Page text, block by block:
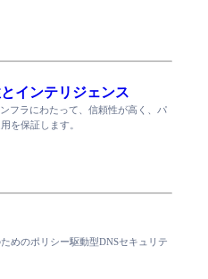
インテリジェンス
フラにわたって、信頼性が高く、パ
を保証します。
めのポリシー駆動型DNSセキュリテ